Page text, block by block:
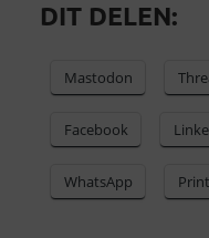
DIT DELEN:
Mastodon
Facebook
WhatsApp Print